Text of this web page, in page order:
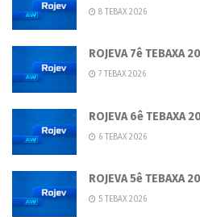
8 TEBAX 2026
ROJEVA 7ê TEBAXA
7 TEBAX 2026
ROJEVA 6ê TEBAXA
6 TEBAX 2026
ROJEVA 5ê TEBAXA
5 TEBAX 2026